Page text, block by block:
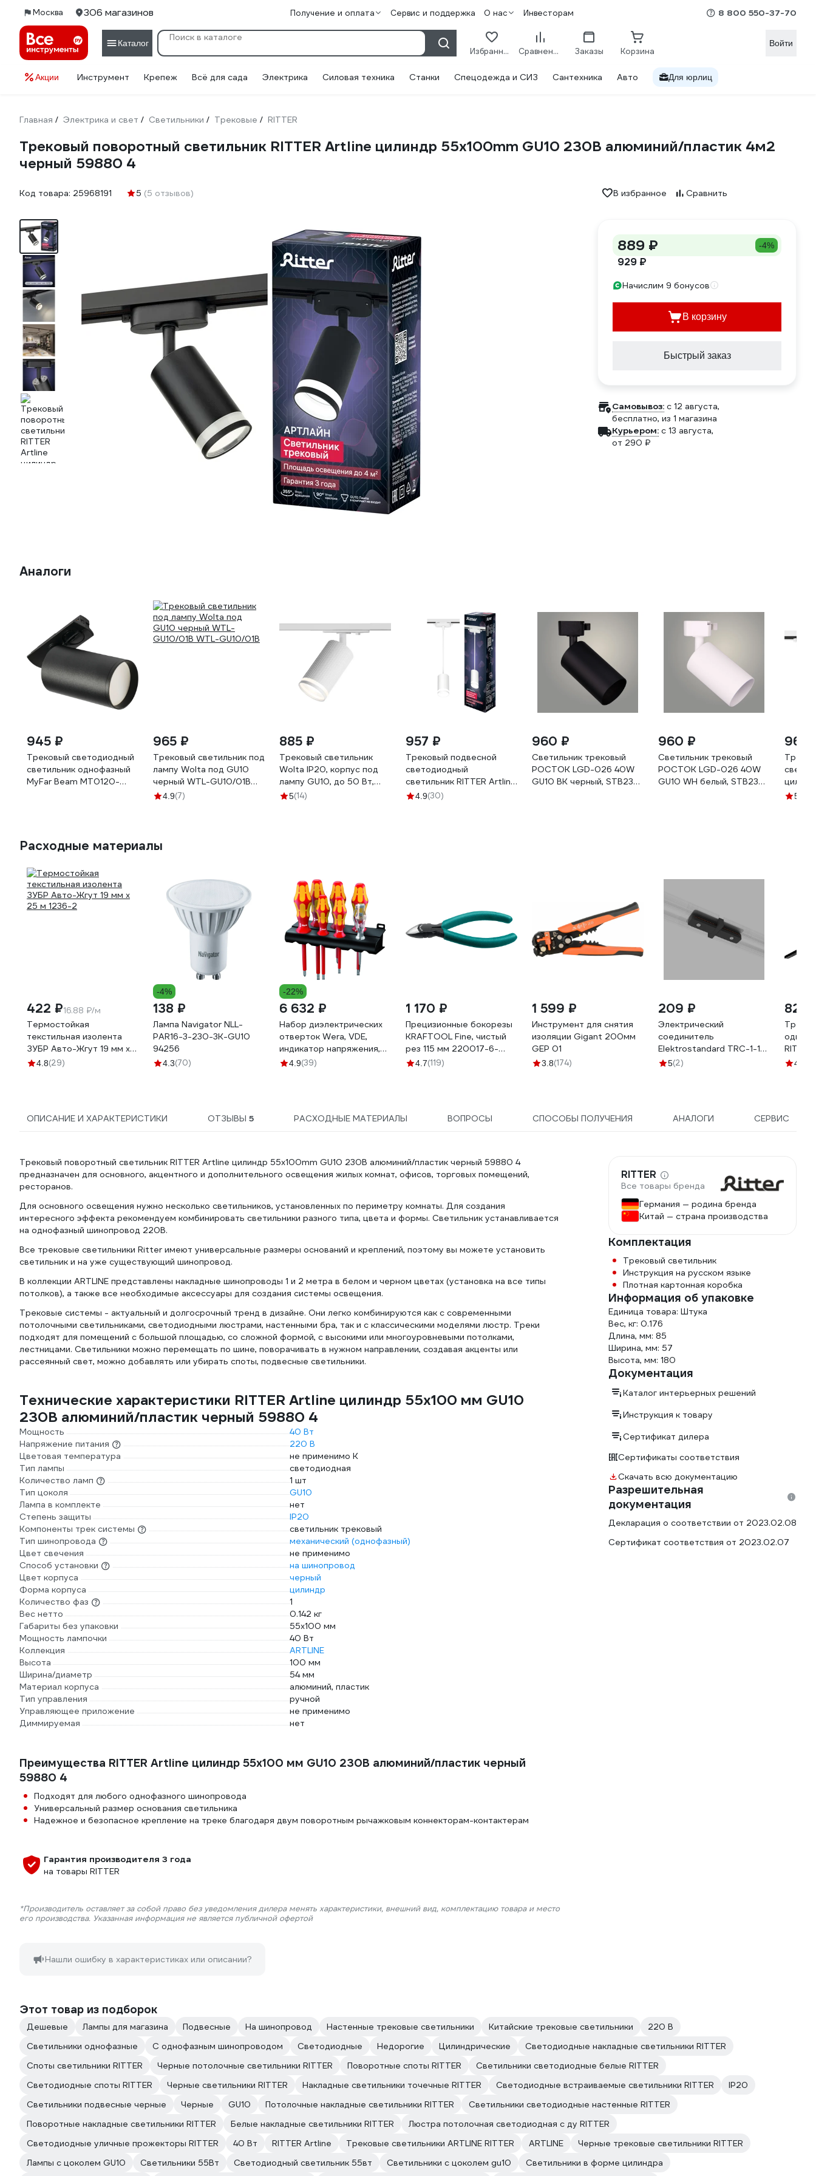
Москва 306 магазинов Получение и оплата Сервис и поддержка О нас Инвесторам 8 800 550-37-70
Каталог
Избранное Сравнение Заказы Корзина
Войти
Акции Инструмент Крепеж Всё для сада Электрика Силовая техника Станки Спецодежда и СИЗ Сантехника Авто Для юрлиц
Главная / Электрика и свет / Светильники / Трековые / RITTER
Трековый поворотный светильник RITTER Artline цилиндр 55x100mm GU10 230В алюминий/пластик 4м2
черный 59880 4
Код товара: 25968191 5 (5 отзывов) В избранное Сравнить
889 ₽ -4%
929 ₽
Начислим 9 бонусов
В корзину
Быстрый заказ
Самовывоз: c 12 августа,
бесплатно, из 1 магазина
Курьером: c 13 августа,
от 290 ₽
Аналоги
945 ₽
Трековый светодиодный
светильник однофазный
MyFar Beam MT0120-
965 ₽
Трековый светильник под
лампу Wolta под GU10
черный WTL-GU10/01В
WTL-GU10/01B
4.9(7)
885 ₽
Трековый светильник
Wolta IP20, корпус под
лампу GU10, до 50 Вт,
белый WTL-GU10/05W
5(14)
957 ₽
Трековый подвесной
светодиодный
светильник RITTER Artline
цилиндр 55x100mm
4.9(30)
960 ₽
Светильник трековый
РОСТОК LGD-026 40W
GU10 BK черный, STB23
960 ₽
Светильник трековый
РОСТОК LGD-026 40W
GU10 WH белый, STB23
966
230В
5
Расходные материалы
422 ₽16.88 ₽/м
Термостойкая
текстильная изолента
ЗУБР Авто-Жгут 19 мм х
25 м 1236-2
4.8(29)
-4%
138 ₽
Лампа Navigator NLL-
PAR16-3-230-3K-GU10
94256
4.3(70)
-22%
6 632 ₽
Набор диэлектрических
отверток Wera, VDE,
индикатор напряжения,
подставка, 7 предметов,
4.9(39)
1 170 ₽
Прецизионные бокорезы
KRAFTOOL Fine, чистый
рез 115 мм 220017-6-
11_z01
4.7(119)
1 599 ₽
Инструмент для снятия
изоляции Gigant 200мм
GEP 01
3.8(174)
209 ₽
Электрический
соединитель
Elektrostandard TRC-1-1-
I-BK прямой черный
5(2)
823
и 4.9
ОПИСАНИЕ И ХАРАКТЕРИСТИКИ ОТЗЫВЫ 5 РАСХОДНЫЕ МАТЕРИАЛЫ ВОПРОСЫ СПОСОБЫ ПОЛУЧЕНИЯ АНАЛОГИ СЕРВИС
Трековый поворотный светильник RITTER Artline цилиндр 55x100mm GU10 230В алюминий/пластик черный 59880 4
предназначен для основного, акцентного и дополнительного освещения жилых комнат, офисов, торговых помещений,
ресторанов.
Для основного освещения нужно несколько светильников, установленных по периметру комнаты. Для создания
интересного эффекта рекомендуем комбинировать светильники разного типа, цвета и формы. Светильник устанавливается
на однофазный шинопровод 220В.
Все трековые светильники Ritter имеют универсальные размеры оснований и креплений, поэтому вы можете установить
светильник и на уже существующий шинопровод.
В коллекции ARTLINE представлены накладные шинопроводы 1 и 2 метра в белом и черном цветах (установка на все типы
потолков), а также все необходимые аксессуары для создания системы освещения.
Трековые системы - актуальный и долгосрочный тренд в дизайне. Они легко комбинируются как с современными
потолочными светильниками, светодиодными люстрами, настенными бра, так и с классическими моделями люстр. Треки
подходят для помещений с большой площадью, со сложной формой, с высокими или многоуровневыми потолками,
лестницами. Светильники можно перемещать по шине, поворачивать в нужном направлении, создавая акценты или
рассеянный свет, можно добавлять или убирать споты, подвесные светильники.
Технические характеристики RITTER Artline цилиндр 55x100 мм GU10
230В алюминий/пластик черный 59880 4
Мощность
40 Вт
Напряжение питания
220 В
Цветовая температура
не применимо К
Тип лампы
светодиодная
Количество ламп
1 шт
Тип цоколя
GU10
Лампа в комплекте
нет
Степень защиты
IP20
Компоненты трек системы
светильник трековый
Тип шинопровода
механический (однофазный)
Цвет свечения
не применимо
Способ установки
на шинопровод
Цвет корпуса
черный
Форма корпуса
цилиндр
Количество фаз
1
Вес нетто
0.142 кг
Габариты без упаковки
55x100 мм
Мощность лампочки
40 Вт
Коллекция
ARTLINE
Высота
100 мм
Ширина/диаметр
54 мм
Материал корпуса
алюминий, пластик
Тип управления
ручной
Управляющее приложение
не применимо
Диммируемая
нет
Преимущества RITTER Artline цилиндр 55x100 мм GU10 230В алюминий/пластик черный
59880 4
Подходят для любого однофазного шинопровода
Универсальный размер основания светильника
Надежное и безопасное крепление на треке благодаря двум поворотным рычажковым коннекторам-контактерам
Гарантия производителя 3 года
на товары RITTER
*Производитель оставляет за собой право без уведомления дилера менять характеристики, внешний вид, комплектацию товара и место
его производства. Указанная информация не является публичной офертой
Нашли ошибку в характеристиках или описании?
RITTER
Все товары бренда
Германия — родина бренда
Китай — страна производства
Комплектация
Трековый светильник
Инструкция на русском языке
Плотная картонная коробка
Информация об упаковке
Единица товара: Штука
Вес, кг: 0.176
Длина, мм: 85
Ширина, мм: 57
Высота, мм: 180
Документация
Каталог интерьерных решений
Инструкция к товару
Сертификат дилера
Сертификаты соответствия
Скачать всю документацию
Разрешительная
документация
Декларация о соответствии от 2023.02.08
Сертификат соответствия от 2023.02.07
Этот товар из подборок
Дешевые Лампы для магазина Подвесные На шинопровод Настенные трековые светильники Китайские трековые светильники
220 В
Светильники однофазные
С однофазным шинопроводом Светодиодные Недорогие Цилиндрические
Светодиодные накладные светильники RITTER
Споты светильники RITTER
Черные потолочные светильники RITTER Поворотные споты RITTER
Светильники светодиодные белые RITTER
Светодиодные споты RITTER
Черные светильники RITTER Накладные светильники точечные RITTER Светодиодные встраиваемые светильники RITTER
IP20
Светильники подвесные черные
Черные GU10 Потолочные накладные светильники RITTER
Светильники светодиодные настенные RITTER
Поворотные накладные светильники RITTER
Белые накладные светильники RITTER
Люстра потолочная светодиодная с ду RITTER
Светодиодные уличные прожекторы RITTER
40 Вт RITTER Artline Трековые светильники ARTLINE RITTER ARTLINE
Черные трековые светильники RITTER
Лампы с цоколем GU10
Светильники 55Вт Светодиодный светильник 55вт Светильники с цоколем gu10 Светильники в форме цилиндра